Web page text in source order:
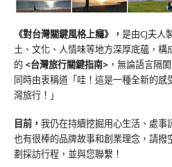
《對台灣關鍵風格上癮》 ， 是由CJ夫人
土、文化、人情味等地方深厚底蘊，
的 <台灣旅行關鍵指南> ，無論語言隔
同時由衷稱道「哇！這是一種全新的
灣旅行！」
目前， 我仍在持續挖掘用心生活、處
也有很棒的品牌故事和創業理念，請撥
劃採訪行程，並與您聯繫！